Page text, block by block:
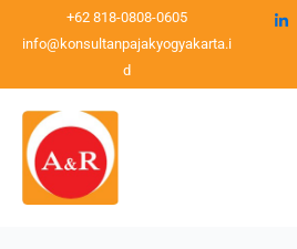
+62 818-0808-0605
info@konsultanpajakyogyakarta.i
d
a
i